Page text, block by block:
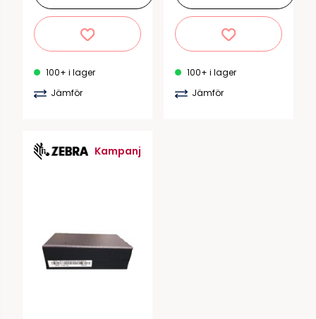
100+ i lager
Jämför
100+ i lager
Jämför
Kampanj